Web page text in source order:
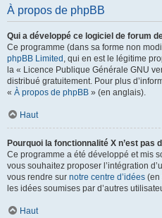
À propos de phpBB
Qui a développé ce logiciel de forum
Ce programme (dans sa forme non
phpBB Limited , qui en est le légitime
la « Licence Publique Générale GNU
distribué gratuitement. Pour plus
« À propos de phpBB » (en anglais).
Haut
Pourquoi la fonctionnalité X n’est pas
Ce programme a été développé et mis
vous souhaitez proposer l’intégration
vous rendre sur notre centre d’idées (en
les idées soumises par d’autres
Haut